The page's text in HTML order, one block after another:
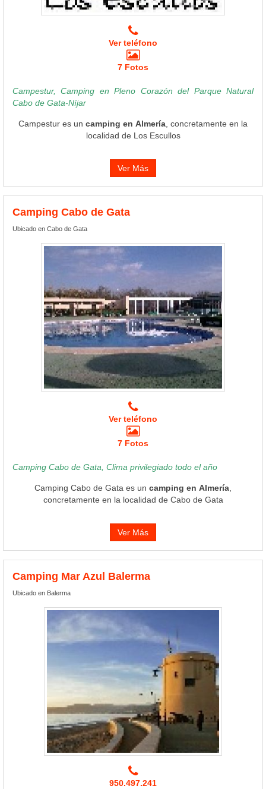
Ver teléfono
7 Fotos
Campestur, Camping en Pleno Corazón del Parque Natural
Cabo de Gata-Níjar
Campestur es un camping en Almería , concretamente en la
localidad de Los Escullos
Ver Más
Camping Cabo de Gata
Ubicado en Cabo de Gata
Ver teléfono
7 Fotos
Camping Cabo de Gata, Clima privilegiado todo el año
Camping Cabo de Gata es un camping en Almería
concretamente en la localidad de Cabo de Gata
Ver Más
Camping Mar Azul Balerma
Ubicado en Balerma
950.497.241